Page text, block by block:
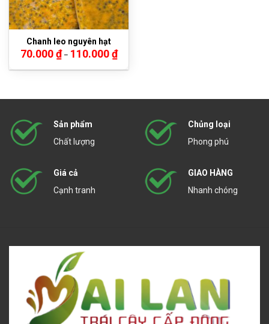
Chanh leo nguyên hạt
70.000₫ – 110.000₫Khoảng
giá:
70.000 ₫
Sản phẩm
Chất lượng
Chủng loại
Phong phú
Giá cả
Cạnh tranh
GIAO HÀNG
Nhanh chóng